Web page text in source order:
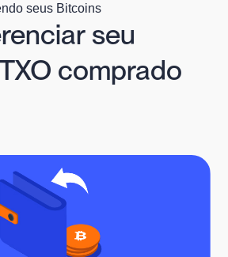
seus Bitcoins
seu
comprado